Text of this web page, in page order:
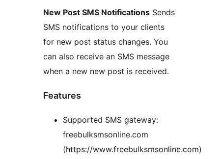
New Post SMS Notifications Sends
SMS notifications to your clients
for new post status changes. You
can also receive an SMS message
when a new new post is received.
Features
Supported SMS gateway:
freebulksmsonline.com
(https://www.freebulksmsonline.com)